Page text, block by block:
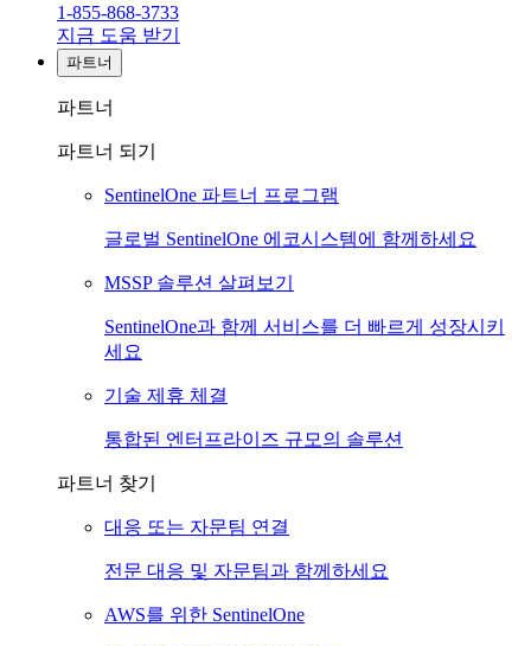
1-855-868-3733
지금 도움 받기
파트너
파트너
파트너 되기
SentinelOne 파트너 프로그램
글로벌 SentinelOne 에코시스템에 함께하세요
MSSP 솔루션 살펴보기
SentinelOne과 함께 서비스를 더 빠르게 성장시키
세요
기술 제휴 체결
통합된 엔터프라이즈 규모의 솔루션
파트너 찾기
대응 또는 자문팀 연결
전문 대응 및 자문팀과 함께하세요
AWS를 위한 SentinelOne